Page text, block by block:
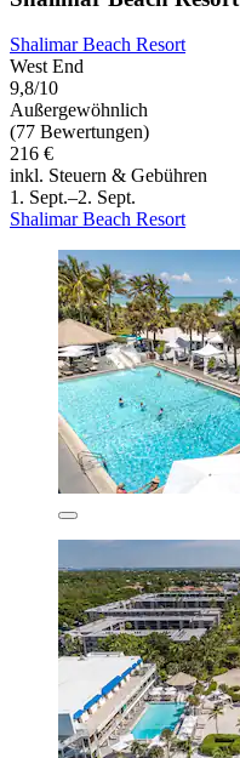
Shalimar Beach Resort
West End
9,8/10
Außergewöhnlich
(77 Bewertungen)
216 €
inkl. Steuern & Gebühren
1. Sept.–2. Sept.
Shalimar Beach Resort